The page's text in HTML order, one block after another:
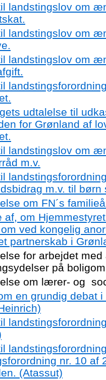
landstingslov om
landstingslov om
landstingslov om
udtalelse til
for Grønland af
landstingslov om
m.v.
m.v. til
om FN´s
af, om
ved kongelig
partnerskab i
for arbejdet
på
om lærer- og
en grundig debat
nr. 10 af
(Atassut)